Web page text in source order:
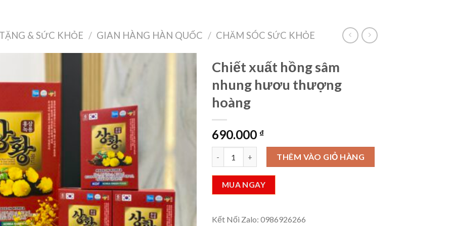
& SỨC KHỎE / GIAN HÀNG HÀN QUỐC / CHĂM SÓC SỨC KHỎE
Chiết xuất hồng sâm
nhung hươu thượng
hoàng
690.000 ₫
Chiết xuất hồng sâm nhung hươu thượng hoàng số lượng
THÊM VÀO GIỎ HÀNG
MUA NGAY
Kết Nối Zalo: 0986926266